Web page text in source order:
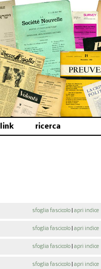
link ricerca
sfoglia fascicolo apri indice
sfoglia fascicolo apri indice
sfoglia fascicolo apri indice
sfoglia fascicolo apri indice